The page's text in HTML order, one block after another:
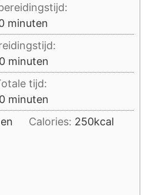
minuten
minuten
minuten
minuten
tijd:
minuten
minuten
Calories: 250kcal